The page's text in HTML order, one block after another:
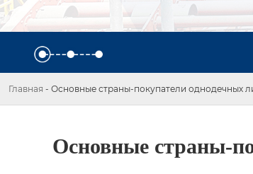
Главная - Основные страны-покупатели однодечных
Основные страны-